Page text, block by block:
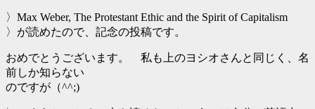
〉Max Weber, The Protestant Ethic and the Spirit of Capitalism
〉が読めたので、記念の投稿です。
おめでとうございます。 私も上のヨシオさんと同じく、名
前しか知らない
のですが（^^;)